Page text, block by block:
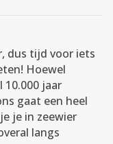
dus tijd voor iets
Hoewel
10.000 jaar
gaat een heel
je in zeewier
langs